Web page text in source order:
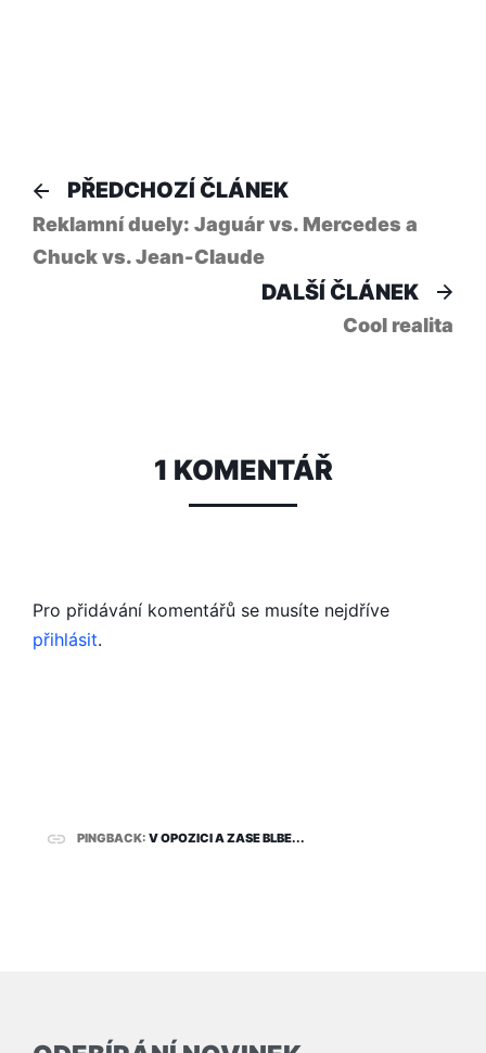
Navigace
pro
příspěvek
PŘEDCHOZÍ ČLÁNEKPředchozí
článek:
Reklamní duely: Jaguár vs. Mercedes a
Chuck vs. Jean-Claude
DALŠÍ ČLÁNEK
Cool realita
1 KOMENTÁŘ
Pro přidávání komentářů se musíte nejdříve
přihlásit.
PINGBACK: V OPOZICI A ZASE BLBE...